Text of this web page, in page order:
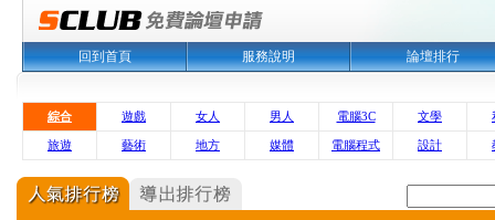
回到首頁 服務說明 論壇排行
綜合 遊戲 女人 男人 電腦3C 文學
旅遊 藝術 地方 媒體 電腦程式 設計